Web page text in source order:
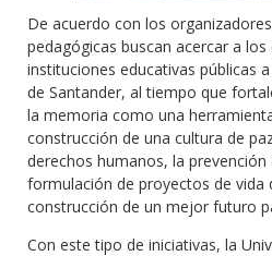
De acuerdo con los
pedagógicas buscan acercar a
instituciones educativas públicas
de Santander, al tiempo que
la memoria como una
construcción de una cultura de
derechos humanos, la prevención
formulación de proyectos de vida
construcción de un mejor futuro
Con este tipo de iniciativas, la